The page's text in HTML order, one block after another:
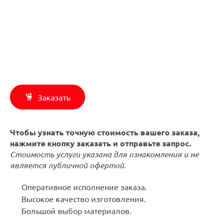
Заказать
Чтобы узнать точную стоимость вашего заказа,
нажмите кнопку заказать и отправьте запрос.
Стоимость услуги указана для ознакомления и не
является публичной офертой.
Оперативное исполнение заказа.
Высокое качество изготовления.
Большой выбор материалов.